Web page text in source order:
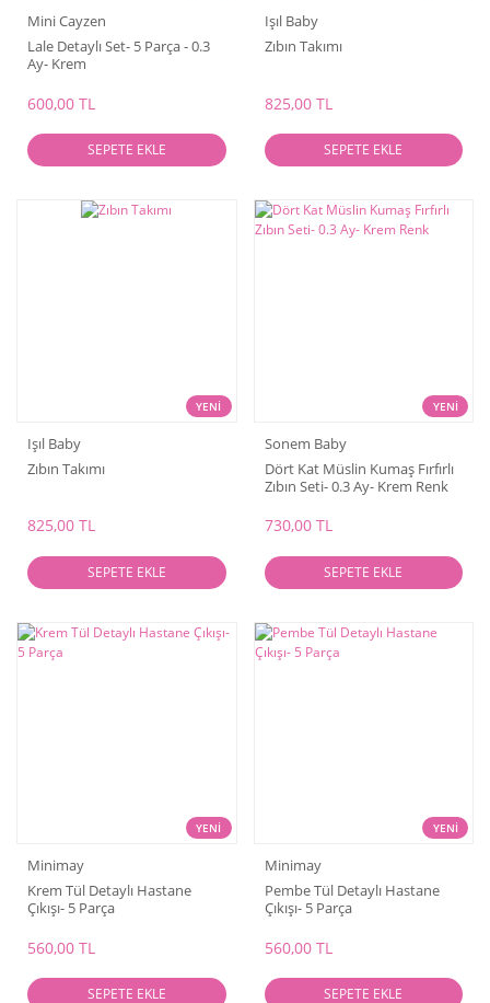
Mini Cayzen
Lale Detaylı Set- 5 Parça - 0.3
Ay- Krem
600,00 TL
SEPETE EKLE
Işıl Baby
Zıbın Takımı
825,00 TL
SEPETE EKLE
YENİ
Işıl Baby
Zıbın Takımı
825,00 TL
SEPETE EKLE
YENİ
Sonem Baby
Dört Kat Müslin Kumaş Fırfırlı
Zıbın Seti- 0.3 Ay- Krem Renk
730,00 TL
SEPETE EKLE
YENİ
Minimay
Krem Tül Detaylı Hastane
Çıkışı- 5 Parça
560,00 TL
SEPETE EKLE
YENİ
Minimay
Pembe Tül Detaylı Hastane
Çıkışı- 5 Parça
560,00 TL
SEPETE EKLE